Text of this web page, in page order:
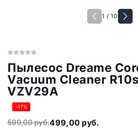
1 / 10
Пылесос Dreame
Vacuum Cleaner
VZV29A
-17%
599,00 руб.499,00 руб.